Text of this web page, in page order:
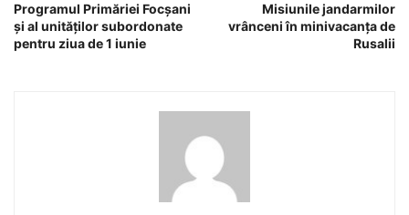
Programul Primăriei Focșani
și al unităților subordonate
pentru ziua de 1 iunie
Misiunile jandarmilor
vrânceni în minivacanța de
Rusalii